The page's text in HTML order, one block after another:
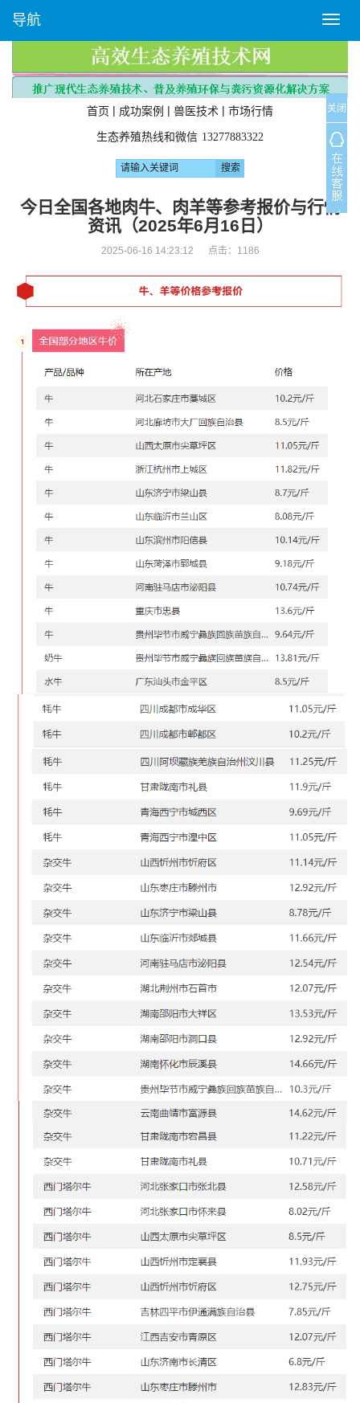
T
o
g
l
e
n
a
v
i
g
a
导航
首页 | 成功案例 | 兽医技术 | 市场行情
生态养殖热线和微信 13277883322
今日全国各地肉牛、肉羊等参考报价与行情
资讯（2025年6月16日）
2025-06-16 14:23:12 点击： 1186
关闭